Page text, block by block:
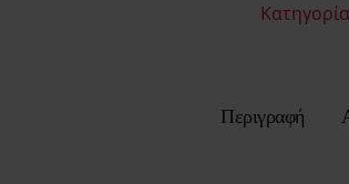
Περιγραφή